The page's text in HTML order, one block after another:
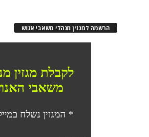
הרשמה למגזין מנהלי משאבי אנוש